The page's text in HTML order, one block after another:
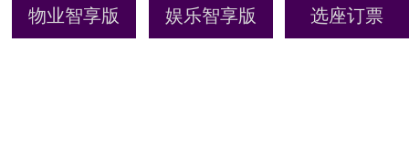
物业智享版 娱乐智享版 选座订票